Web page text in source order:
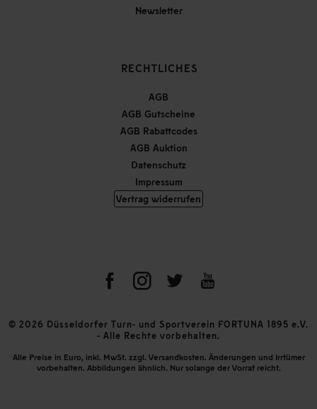
Newsletter
RECHTLICHES
AGB
AGB Gutscheine
AGB Rabattcodes
AGB Auktion
Datenschutz
Impressum
Vertrag widerrufen
© 2026 Düsseldorfer Turn- und Sportverein FORTUNA 1895 e.V.
- Alle Rechte vorbehalten.
Alle Preise in Euro, inkl. MwSt. zzgl. Versandkosten. Änderungen und Irrtümer
vorbehalten. Abbildungen ähnlich. Nur solange der Vorrat reicht.